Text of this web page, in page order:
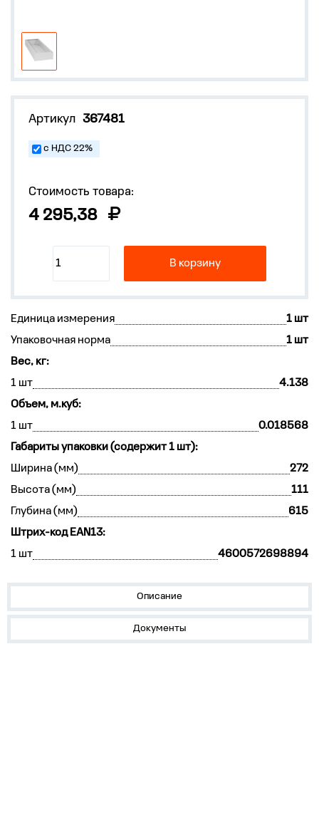
Артикул 367481
с НДС 22%
Стоимость товара:
4 295,38
В корзину
Единица измерения
1 шт
Упаковочная норма
1 шт
Вес, кг:
1 шт
4.138
Объем, м.куб:
1 шт
0.018568
Габариты упаковки (содержит 1 шт):
Ширина (мм)
272
Высота (мм)
111
Глубина (мм)
615
Штрих-код EAN13:
1 шт
4600572698894
Описание
Документы